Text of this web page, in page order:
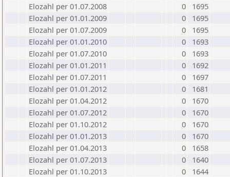
Elozahl per 01.07.2008
0
1695
Elozahl per 01.01.2009
0
1695
Elozahl per 01.07.2009
0
1695
Elozahl per 01.01.2010
0
1693
Elozahl per 01.07.2010
0
1693
Elozahl per 01.01.2011
0
1692
Elozahl per 01.07.2011
0
1697
Elozahl per 01.01.2012
0
1681
Elozahl per 01.04.2012
0
1670
Elozahl per 01.07.2012
0
1670
Elozahl per 01.10.2012
0
1670
Elozahl per 01.01.2013
0
1670
Elozahl per 01.04.2013
0
1658
Elozahl per 01.07.2013
0
1640
Elozahl per 01.10.2013
0
1644